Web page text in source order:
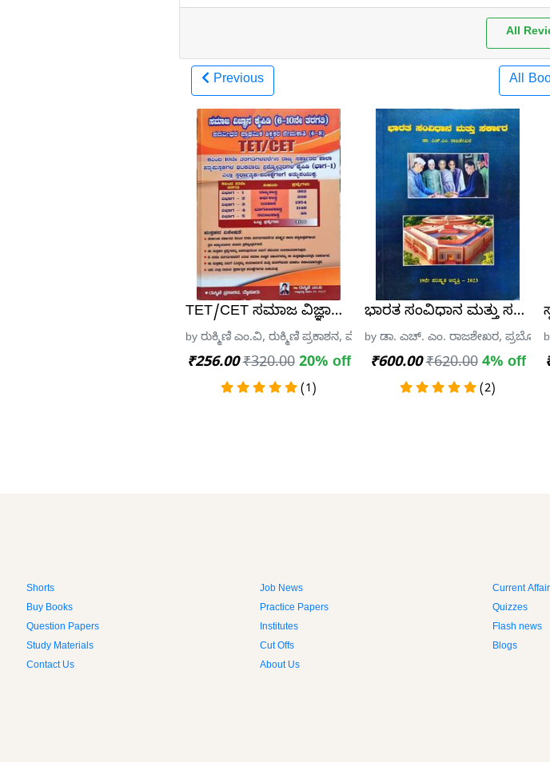
All
Previous All
TET/CET ಸಮಾಜ ವಿಜ್ಞಾನ ಕೈಪಿಡಿ (6 To 10) -ರುಕ್ಮಿಣಿ ಎಂ.ವಿ
by ರುಕ್ಮಿಣಿ ಎಂ.ವಿ, ರುಕ್ಮಿಣಿ ಪ್ರಕಾಶನ, ಮೈಸೂರು
₹256.00 ₹320.00 20% off
(1)
ಭಾರತ ಸಂವಿಧಾನ ಮತ್ತು ಸರ್ಕಾರ
by ಡಾ. ಎಚ್. ಎಂ. ರಾಜಶೇಖರ,
₹600.00 ₹620.00 4% off
(2)
Shorts Job News
Current
Buy Books
Practice Papers
Quizzes
Question Papers
Institutes
Flash news
Study Materials
Cut Offs
Blogs
Contact Us
About Us